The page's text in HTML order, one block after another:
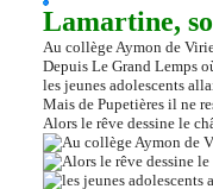
Lamartine,
Au collège Aymon de
Depuis Le Grand Lemps
les jeunes adolescents
Mais de Pupetières il ne
Alors le rêve dessine le